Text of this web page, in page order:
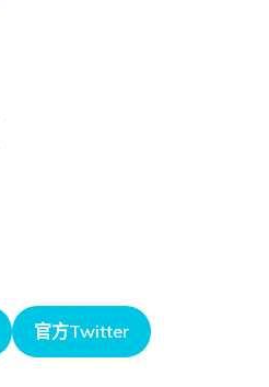
官方Twitter